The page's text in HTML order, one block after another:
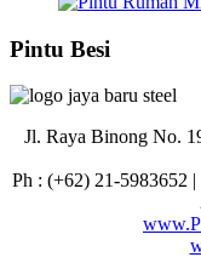
Pintu Besi
Jl. Raya Binong No.
Ph : (+62) 21-5983652